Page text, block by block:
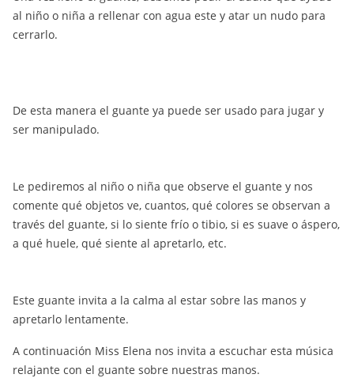
al niño o niña a rellenar con agua este y atar un nudo para
cerrarlo.
De esta manera el guante ya puede ser usado para jugar y
ser manipulado.
Le pediremos al niño o niña que observe el guante y nos
comente qué objetos ve, cuantos, qué colores se observan a
través del guante, si lo siente frío o tibio, si es suave o áspero,
a qué huele, qué siente al apretarlo, etc.
Este guante invita a la calma al estar sobre las manos y
apretarlo lentamente.
A continuación Miss Elena nos invita a escuchar esta música
relajante con el guante sobre nuestras manos.